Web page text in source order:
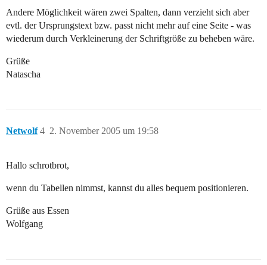
Andere Möglichkeit wären zwei Spalten, dann verzieht sich aber
evtl. der Ursprungstext bzw. passt nicht mehr auf eine Seite - was
wiederum durch Verkleinerung der Schriftgröße zu beheben wäre.
Grüße
Natascha
Netwolf 2. November 2005 um 19:58
4
Hallo schrotbrot,
wenn du Tabellen nimmst, kannst du alles bequem positionieren.
Grüße aus Essen
Wolfgang